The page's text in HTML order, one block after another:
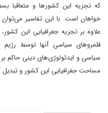
که تجزیه این کشورها و متعاقبا
خواهان است. با این تفاسیر
علاوه بر تجزیه جغرافیایی این
قلمروهای سیاسی آنها توسط رژیم
سیاسی و ایدئولوژی‌های دینی حاکم
مساحت جغرافیایی این کشور و